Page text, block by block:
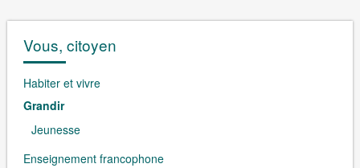
Vous, citoyen
Habiter et vivre
Grandir
Jeunesse
Enseignement francophone